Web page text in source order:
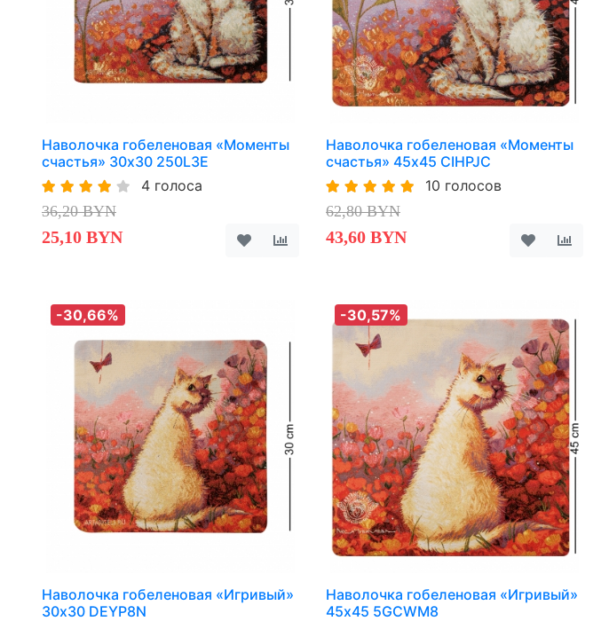
Наволочка гобеленовая «Моменты
счастья» 30х30 250L3E
4 голоса
36,20 BYN
25,10 BYN
Наволочка гобеленовая «Моменты
счастья» 45х45 CIHPJC
10 голосов
62,80 BYN
43,60 BYN
-30,66%
Наволочка гобеленовая «Игривый»
30х30 DEYP8N
-30,57%
Наволочка гобеленовая «Игривый»
45х45 5GCWM8